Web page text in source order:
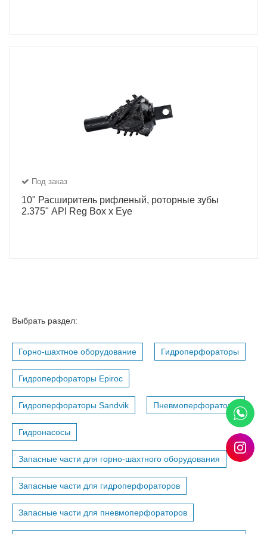
Под заказ
10" Расширитель рифленый, роторные зубы
2.375" API Reg Box x Eye
Выбрать раздел:
Горно-шахтное оборудование Гидроперфораторы
Гидроперфораторы Epiroc
Гидроперфораторы Sandvik Пневмоперфораторы
Гидронасосы
Запасные части для горно-шахтного оборудования
Запасные части для гидроперфораторов
Запасные части для пневмоперфораторов